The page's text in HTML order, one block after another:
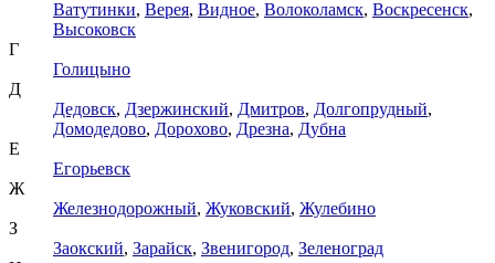
Ватутинки, Верея, Видное, Волоколамск, Воскресенск,
Высоковск
Г
Голицыно
Д
Дедовск, Дзержинский, Дмитров, Долгопрудный,
Домодедово, Дорохово, Дрезна, Дубна
Е
Егорьевск
Ж
Железнодорожный, Жуковский, Жулебино
З
Заокский, Зарайск, Звенигород, Зеленоград